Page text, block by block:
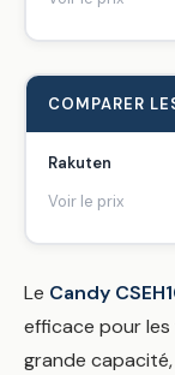
COMPARER
Rakuten
Voir le prix
Le Candy
efficace pour les
grande